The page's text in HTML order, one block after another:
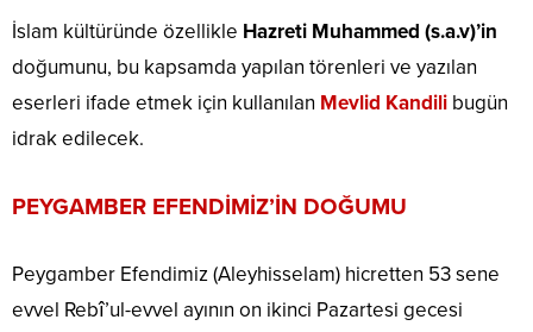
İslam kültüründe özellikle Hazreti Muhammed (s.a.v)’in
doğumunu, bu kapsamda yapılan törenleri ve yazılan
eserleri ifade etmek için kullanılan Mevlid Kandili bugün
idrak edilecek.
PEYGAMBER EFENDİMİZ’İN DOĞUMU
Peygamber Efendimiz (Aleyhisselam) hicretten 53 sene
evvel Rebî’ul-evvel ayının on ikinci Pazartesi gecesi